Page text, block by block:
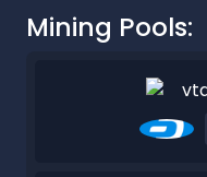
Mining Pools: